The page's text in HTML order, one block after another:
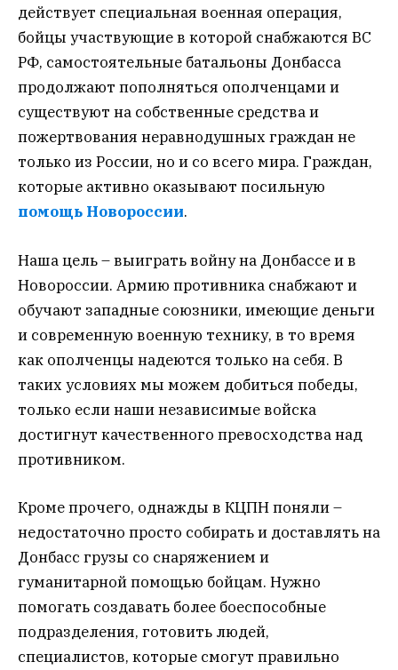
действует специальная военная операция,
бойцы участвующие в которой снабжаются ВС
РФ, самостоятельные батальоны Донбасса
продолжают пополняться ополченцами и
существуют на собственные средства и
пожертвования неравнодушных граждан не
только из России, но и со всего мира. Граждан,
которые активно оказывают посильную
помощь Новороссии.
Наша цель – выиграть войну на Донбассе и в
Новороссии. Армию противника снабжают и
обучают западные союзники, имеющие деньги
и современную военную технику, в то время
как ополченцы надеются только на себя. В
таких условиях мы можем добиться победы,
только если наши независимые войска
достигнут качественного превосходства над
противником.
Кроме прочего, однажды в КЦПН поняли –
недостаточно просто собирать и доставлять на
Донбасс грузы со снаряжением и
гуманитарной помощью бойцам. Нужно
помогать создавать более боеспособные
подразделения, готовить людей,
специалистов, которые смогут правильно